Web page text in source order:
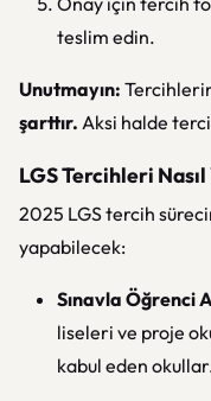
teslim edin.
Unutmayın:
şarttır. Aksi halde
LGS Tercihleri
2025 LGS tercih
yapabilecek:
Sınavla Öğrenci
liseleri ve proje
kabul eden